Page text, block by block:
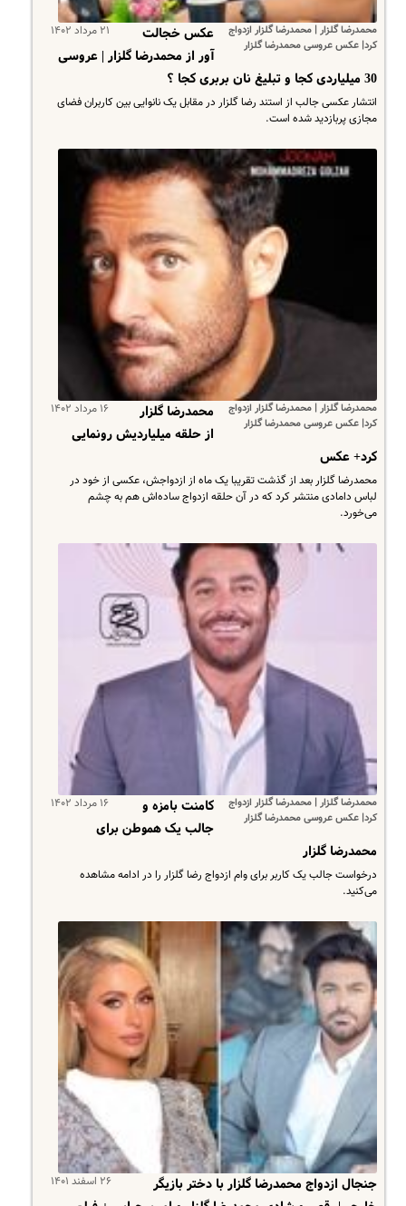
محمدرضا گلزار | محمدرضا گلزار ازدواج
کرد| عکس عروسی محمدرضا گلزار
۲۱ مرداد ۱۴۰۲
عکس خجالت
آور از محمدرضا گلزار | عروسی
30 میلیاردی کجا و تبلیغ نان بربری کجا ؟
انتشار عکسی جالب از استند رضا گلزار در مقابل یک نانوایی بین کاربران فضای
مجازی پربازدید شده است.
محمدرضا گلزار | محمدرضا گلزار ازدواج
کرد| عکس عروسی محمدرضا گلزار
۱۶ مرداد ۱۴۰۲
محمدرضا گلزار
از حلقه میلیاردیش رونمایی
کرد+ عکس
محمدرضا گلزار بعد از گذشت تقریبا یک ماه از ازدواجش، عکسی از خود در
لباس دامادی منتشر کرد که در آن حلقه ازدواج ساده‌اش هم به چشم
می‌خورد.
محمدرضا گلزار | محمدرضا گلزار ازدواج
کرد| عکس عروسی محمدرضا گلزار
۱۶ مرداد ۱۴۰۲
کامنت بامزه و
جالب یک هموطن برای
محمدرضا گلزار
درخواست جالب یک کاربر برای وام ازدواج رضا گلزار را در ادامه مشاهده
می‌کنید.
۲۶ اسفند ۱۴۰۱
جنجال ازدواج محمدرضا گلزار با دختر بازیگر